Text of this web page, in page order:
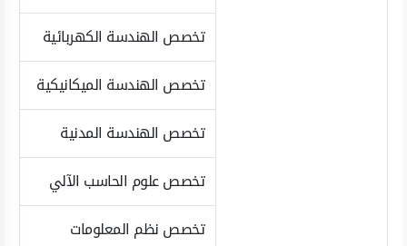
تخصص الهندسة الكهربائية
تخصص الهندسة الميكانيكية
تخصص الهندسة المدنية
تخصص علوم الحاسب الآلي
تخصص نظم المعلومات